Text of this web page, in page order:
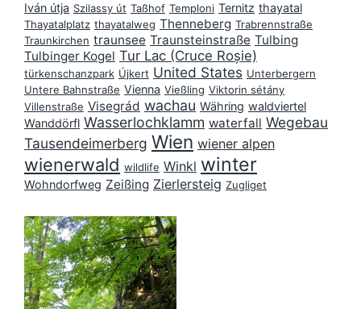
Iván útja Szilassy út Taßhof Temploni Ternitz thayatal
Thayatalplatz thayatalweg Thenneberg Trabrennstraße
Traunkirchen traunsee Traunsteinstraße Tulbing
Tulbinger Kogel Tur Lac (Cruce Roșie)
türkenschanzpark Újkert United States Unterbergern
Untere Bahnstraße Vienna Vießling Viktorin sétány
Villenstraße Visegrád wachau Währing waldviertel
Wanddörfl Wasserlochklamm waterfall Wegebau
Tausendeimerberg Wien wiener alpen
wienerwald wildlife Winkl winter
Wohndorfweg Zeißing Zierlersteig Zugliget